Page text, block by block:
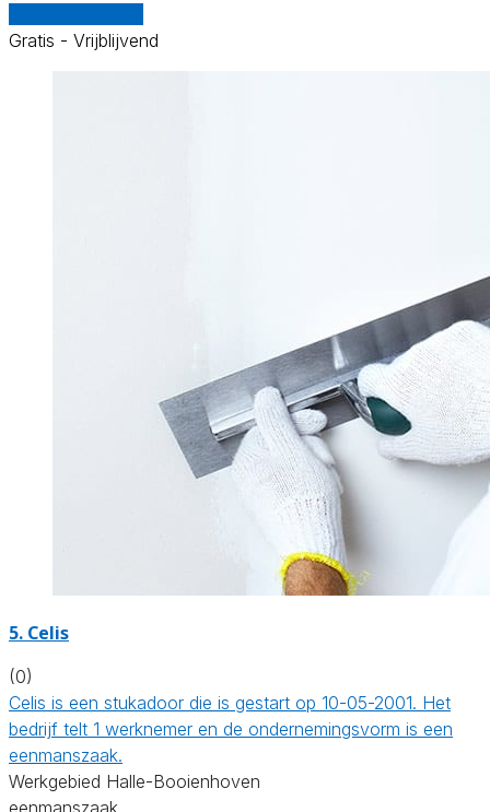
Gratis - Vrijblijvend
5. Celis
(0)
Celis is een stukadoor die is gestart op 10-05-2001. Het
bedrijf telt 1 werknemer en de ondernemingsvorm is een
eenmanszaak.
Werkgebied Halle-Booienhoven
eenmanszaak